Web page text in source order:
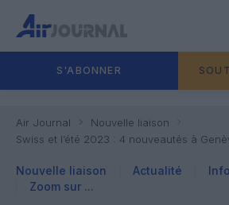
S'ABONNER
Air Journal
Nouvelle liaison
Swiss et l’été 2023 : 4 nouveautés à
Nouvelle liaison Actualité
Zoom sur ...